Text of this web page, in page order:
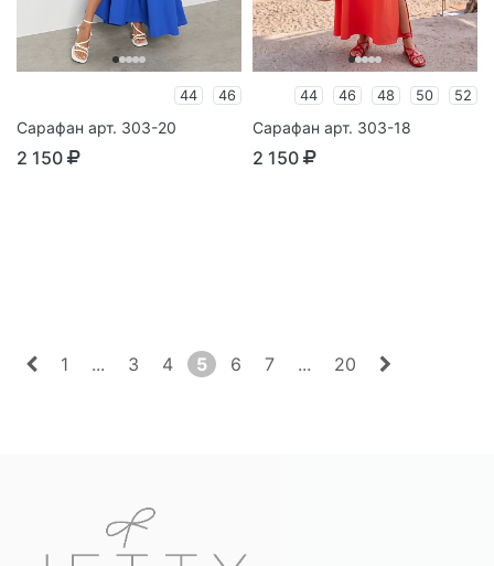
44 46
Сарафан арт. 303-20
2 150
44 46 48 50 52
Сарафан арт. 303-18
2 150
1 ... 3 4 5 6 7 ... 20